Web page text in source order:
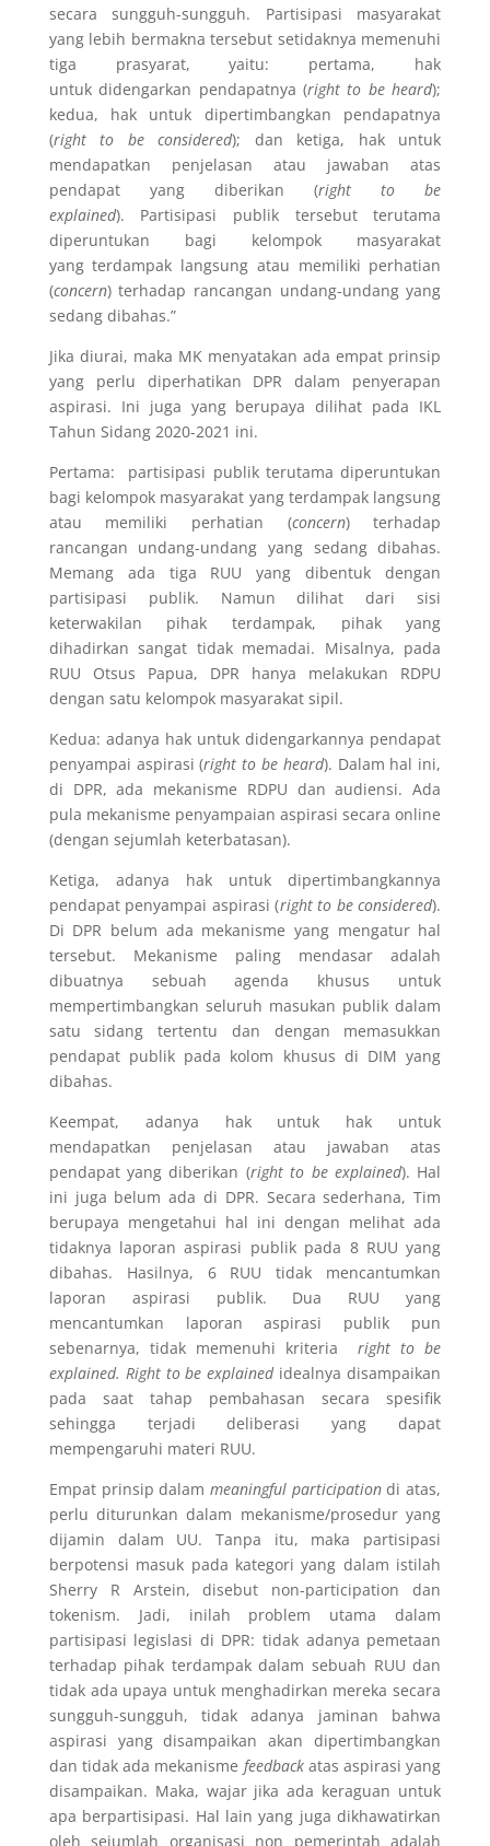
secara sungguh-sungguh. Partisipasi masyarakat
yang lebih bermakna tersebut setidaknya memenuhi
tiga prasyarat, yaitu: pertama, hak
untuk didengarkan pendapatnya (right to be heard);
kedua, hak untuk dipertimbangkan pendapatnya
(right to be considered); dan ketiga, hak untuk
mendapatkan penjelasan atau jawaban atas
pendapat yang diberikan (right to be
explained). Partisipasi publik tersebut terutama
diperuntukan bagi kelompok masyarakat
yang terdampak langsung atau memiliki perhatian
(concern) terhadap rancangan undang-undang yang
sedang dibahas.”
Jika diurai, maka MK menyatakan ada empat prinsip
yang perlu diperhatikan DPR dalam penyerapan
aspirasi. Ini juga yang berupaya dilihat pada IKL
Tahun Sidang 2020-2021 ini.
Pertama: partisipasi publik terutama diperuntukan
bagi kelompok masyarakat yang terdampak langsung
atau memiliki perhatian (concern) terhadap
rancangan undang-undang yang sedang dibahas.
Memang ada tiga RUU yang dibentuk dengan
partisipasi publik. Namun dilihat dari sisi
keterwakilan pihak terdampak, pihak yang
dihadirkan sangat tidak memadai. Misalnya, pada
RUU Otsus Papua, DPR hanya melakukan RDPU
dengan satu kelompok masyarakat sipil.
Kedua: adanya hak untuk didengarkannya pendapat
penyampai aspirasi (right to be heard). Dalam hal ini,
di DPR, ada mekanisme RDPU dan audiensi. Ada
pula mekanisme penyampaian aspirasi secara online
(dengan sejumlah keterbatasan).
Ketiga, adanya hak untuk dipertimbangkannya
pendapat penyampai aspirasi (right to be considered).
Di DPR belum ada mekanisme yang mengatur hal
tersebut. Mekanisme paling mendasar adalah
dibuatnya sebuah agenda khusus untuk
mempertimbangkan seluruh masukan publik dalam
satu sidang tertentu dan dengan memasukkan
pendapat publik pada kolom khusus di DIM yang
dibahas.
Keempat, adanya hak untuk hak untuk
mendapatkan penjelasan atau jawaban atas
pendapat yang diberikan (right to be explained). Hal
ini juga belum ada di DPR. Secara sederhana, Tim
berupaya mengetahui hal ini dengan melihat ada
tidaknya laporan aspirasi publik pada 8 RUU yang
dibahas. Hasilnya, 6 RUU tidak mencantumkan
laporan aspirasi publik. Dua RUU yang
mencantumkan laporan aspirasi publik pun
sebenarnya, tidak memenuhi kriteriaright to be
explained. Right to be explained idealnya disampaikan
pada saat tahap pembahasan secara spesifik
sehingga terjadi deliberasi yang dapat
mempengaruhi materi RUU.
Empat prinsip dalam meaningful participationdi atas,
perlu diturunkan dalam mekanisme/prosedur yang
dijamin dalam UU. Tanpa itu, maka partisipasi
berpotensi masuk pada kategori yang dalam istilah
Sherry R Arstein, disebut non-participation dan
tokenism. Jadi, inilah problem utama dalam
partisipasi legislasi di DPR: tidak adanya pemetaan
terhadap pihak terdampak dalam sebuah RUU dan
tidak ada upaya untuk menghadirkan mereka secara
sungguh-sungguh, tidak adanya jaminan bahwa
aspirasi yang disampaikan akan dipertimbangkan
dan tidak ada mekanisme feedbackatas aspirasi yang
disampaikan. Maka, wajar jika ada keraguan untuk
apa berpartisipasi. Hal lain yang juga dikhawatirkan
oleh sejumlah organisasi non pemerintah adalah